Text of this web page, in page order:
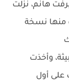
هانم، نزلت
منها نسخة
وأخذت
على أول